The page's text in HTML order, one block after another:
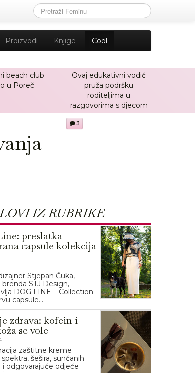
Proizvodi Knjige Cool
beach club
u Poreč
Ovaj edukativni vodič
pruža podršku
roditeljima u
razgovorima s djecom
3
IZ RUBRIKE
preslatka
capsule kolekcija
Stjepan Čuka,
brenda STJ Design,
DOG LINE – Collection
capsule...
zdrava: kofein i
se vole
zaštitne kreme
šešira, sunčanih
i odgovarajuće odjeće